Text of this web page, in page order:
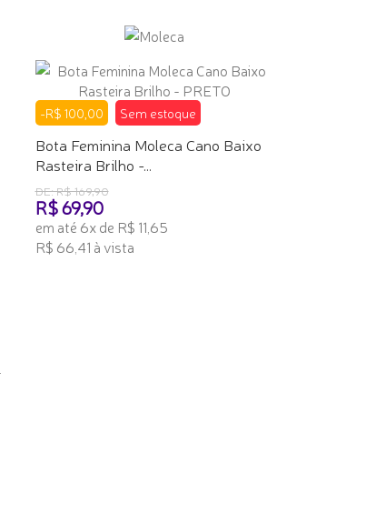
-R$ 100,00 Sem estoque
Bota Feminina Moleca Cano Baixo
Rasteira Brilho -...
DE: R$ 169,90
R$ 69,90
em até 6x de R$ 11,65
R$ 66,41 à vista